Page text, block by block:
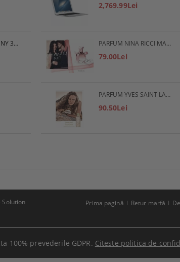
TELEVIZOR LED SONY 32R400CB, 32" (80 СМ), HD
2,769.99Lei
PARFUM NINA RICCI MADEMOISELLE RICCI
79.00Lei
PARFUM YVES SAINT LAURENT SAHARIENNE
90.50Lei
Solution Prima pagină Retur marfă
100% prevederile GDPR. Citeste politica de